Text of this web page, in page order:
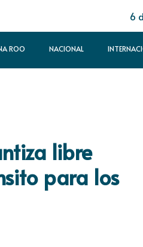
6
ROO NACIONAL
libre
para los